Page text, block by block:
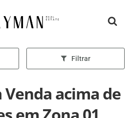
inicial
Filtrar
Venda acima de